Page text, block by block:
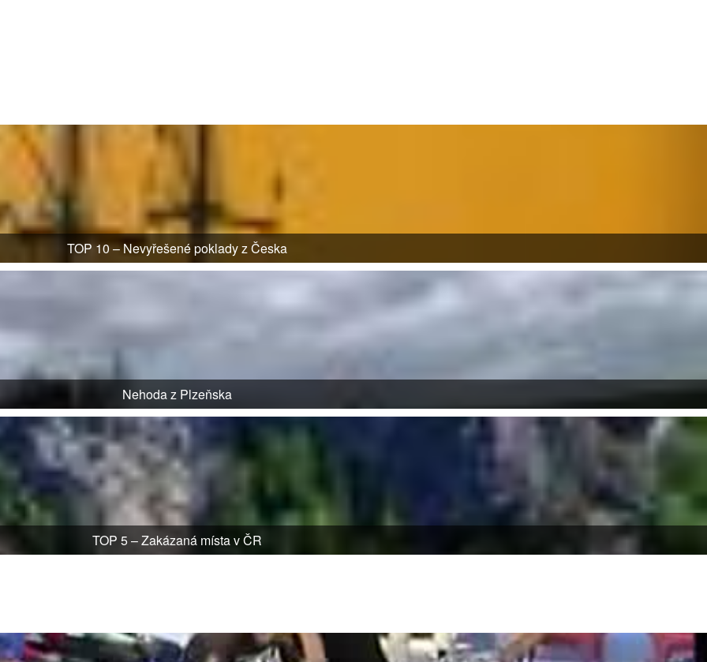
TOP 10 – Nevyřešené poklady z Česka
Nehoda z Plzeňska
TOP 5 – Zakázaná místa v ČR